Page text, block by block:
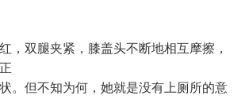
双腿夹紧，膝盖头不断地相互摩擦，
。但不知为何，她就是没有上厕所的意